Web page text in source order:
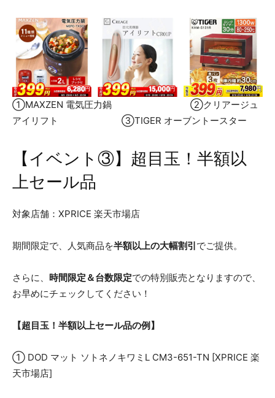
①MAXZEN 電気圧力鍋 ②クリアージュ
アイリフト ③TIGER オーブントースター
【イベント③】超目玉！半額以
上セール品
対象店舗：XPRICE 楽天市場店
期間限定で、人気商品を半額以上の大幅割引でご提供。
さらに、 時間限定＆台数限定での特別販売となりますので、
お早めにチェックしてください！
【超目玉！半額以上セール品の例】
① DOD マット ソトネノキワミL CM3-651-TN [XPRICE 楽
天市場店]